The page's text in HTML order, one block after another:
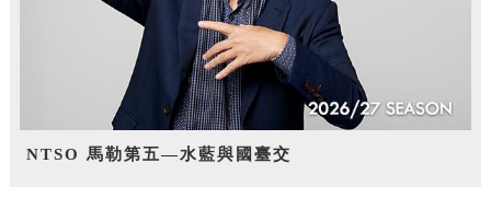
NTSO 馬勒第五—水藍與國臺交